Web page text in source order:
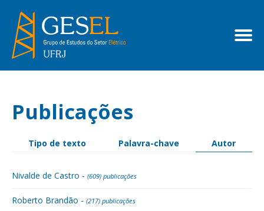
Publicações
Tipo de texto Palavra-chave Autor
Nivalde de Castro - (609) publicações
Roberto Brandão - (217) publicações